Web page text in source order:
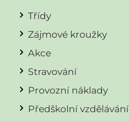
Třídy
Zájmové kroužky
Akce
Stravování
Provozní náklady
Předškolní vzdělávání